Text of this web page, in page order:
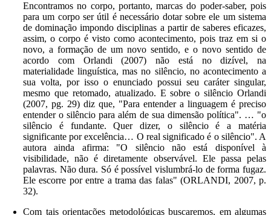
Encontramos no corpo, portanto, marcas do poder-saber, pois
para um corpo ser útil é necessário dotar sobre ele um sistema
de dominação impondo disciplinas a partir de saberes eficazes,
assim, o corpo é visto como acontecimento, pois traz em si o
novo, a formação de um novo sentido, e o novo sentido de
acordo com Orlandi (2007) não está no dizível, na
materialidade linguística, mas no silêncio, no acontecimento a
sua volta, por isso o enunciado possui seu caráter singular,
mesmo que retomado, atualizado. E sobre o silêncio Orlandi
(2007, pg. 29) diz que, "Para entender a linguagem é preciso
entender o silêncio para além de sua dimensão política". … "o
silêncio é fundante. Quer dizer, o silêncio é a matéria
significante por excelência… O real significado é o silêncio". A
autora ainda afirma: "O silêncio não está disponível à
visibilidade, não é diretamente observável. Ele passa pelas
palavras. Não dura. Só é possível vislumbrá-lo de forma fugaz.
Ele escorre por entre a trama das falas" (ORLANDI, 2007, p.
32).
Com tais orientações metodológicas buscaremos, em algumas